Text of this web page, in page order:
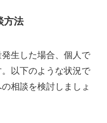
方法
生した場合、個人で
以下のような状況で
相談を検討しましょ